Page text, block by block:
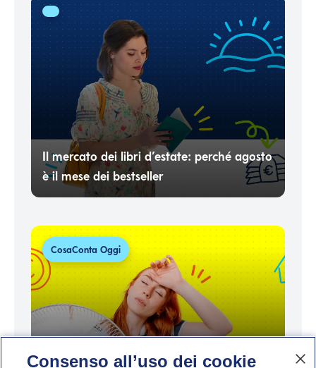
Il mercato dei libri d’estate: perché agosto
è il mese dei bestseller
CosaConta Oggi
Consenso all’uso dei cookie